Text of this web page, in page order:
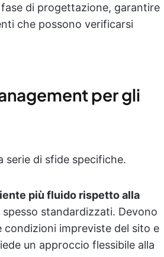
di progettazione, garantire
che possono verificarsi
per gli
di sfide specifiche.
più fluido rispetto alla
standardizzati. Devono
condizioni impreviste del sito e
un approccio flessibile alla